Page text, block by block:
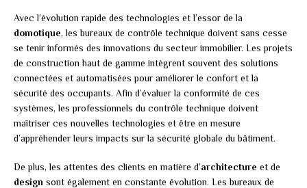
Avec l’évolution rapide des technologies et l’essor de la
domotique, les bureaux de contrôle technique doivent sans cesse
se tenir informés des innovations du secteur immobilier. Les projets
de construction haut de gamme intègrent souvent des solutions
connectées et automatisées pour améliorer le confort et la
sécurité des occupants. Afin d’évaluer la conformité de ces
systèmes, les professionnels du contrôle technique doivent
maîtriser ces nouvelles technologies et être en mesure
d’appréhender leurs impacts sur la sécurité globale du bâtiment.
De plus, les attentes des clients en matière d’architecture et de
design sont également en constante évolution. Les bureaux de